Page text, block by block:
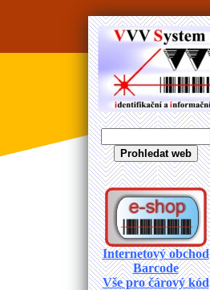
Internetový obchod
Barcode
Vše pro čárový kód